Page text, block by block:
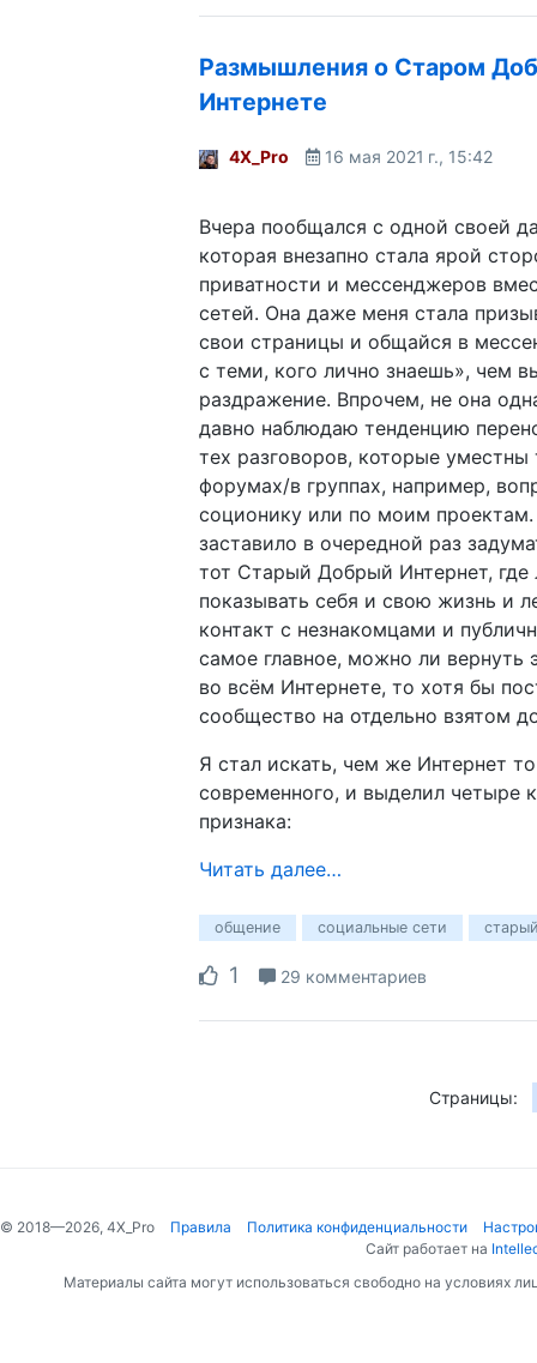
Размышления о Старом
Интернете
4X_Pro 16 мая 2021 г., 15:42
Вчера пообщался с одной своей
которая внезапно стала ярой
приватности и мессенджеров
сетей. Она даже меня стала
свои страницы и общайся в
с теми, кого лично знаешь», чем
раздражение. Впрочем, не она
давно наблюдаю тенденцию
тех разговоров, которые уместны
форумах/в группах, например,
соционику или по моим
заставило в очередной раз
тот Старый Добрый Интернет, где
показывать себя и свою жизнь и
контакт с незнакомцами и
самое главное, можно ли вернуть
во всём Интернете, то хотя бы
сообщество на отдельно взятом
Я стал искать, чем же Интернет
современного, и выделил четыре
признака:
Читать далее…
общение социальные сети
1 29 комментариев
Страницы:
© 2018—2026, 4X_Pro Правила Политика конфиденциальности
Сайт работает на
Материалы сайта могут использоваться свободно на условиях